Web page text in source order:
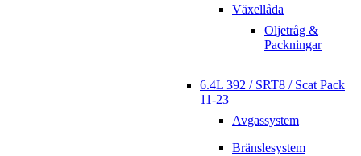
Växellåda
Oljetråg &
Packningar
6.4L 392 / SRT8 / Scat Pack
11-23
Avgassystem
Bränslesystem